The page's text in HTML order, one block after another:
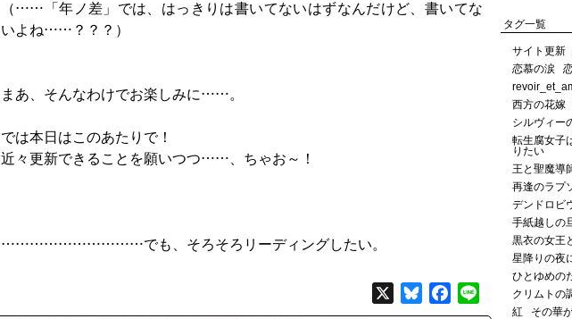
（……「年ノ差」では、はっきりは書いてないはずなんだけど、書いてな
いよね……？？？）
まあ、そんなわけでお楽しみに……。
では本日はこのあたりで！
近々更新できることを願いつつ……、ちゃお～！
…………………………でも、そろそろリーディングしたい。
X BlueskyFacebook
タグ一覧
サイト更新
恋慕の涙
西方の花嫁
シルヴィー
転生腐女子
りたい
王と聖魔導
再逢のラプ
デンドロビ
手紙越しの
黒衣の女王
星降りの夜
ひとゆめの
クリムトの
紅
その華